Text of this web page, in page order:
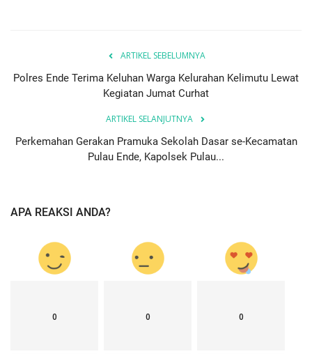
ARTIKEL SEBELUMNYA
Polres Ende Terima Keluhan Warga Kelurahan Kelimutu Lewat
Kegiatan Jumat Curhat
ARTIKEL SELANJUTNYA
Perkemahan Gerakan Pramuka Sekolah Dasar se-Kecamatan
Pulau Ende, Kapolsek Pulau...
APA REAKSI ANDA?
0 0 0